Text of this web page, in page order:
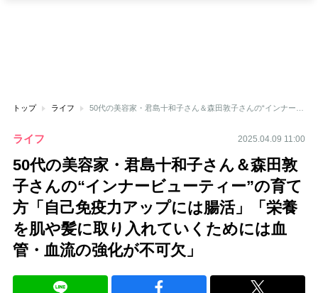
トップ ライフ
ライフ 2025.04.09 11:00
50代の美容家・君島十和子さん＆森田敦
子さんの“インナービューティー”の育て
方「自己免疫力アップには腸活」「栄養
を肌や髪に取り入れていくためには血
管・血流の強化が不可欠」